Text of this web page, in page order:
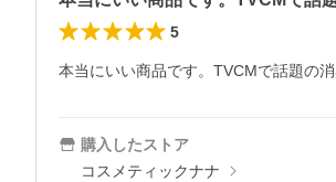
5
本当にいい商品です。TVCMで話題の
購入したストア
コスメティックナナ